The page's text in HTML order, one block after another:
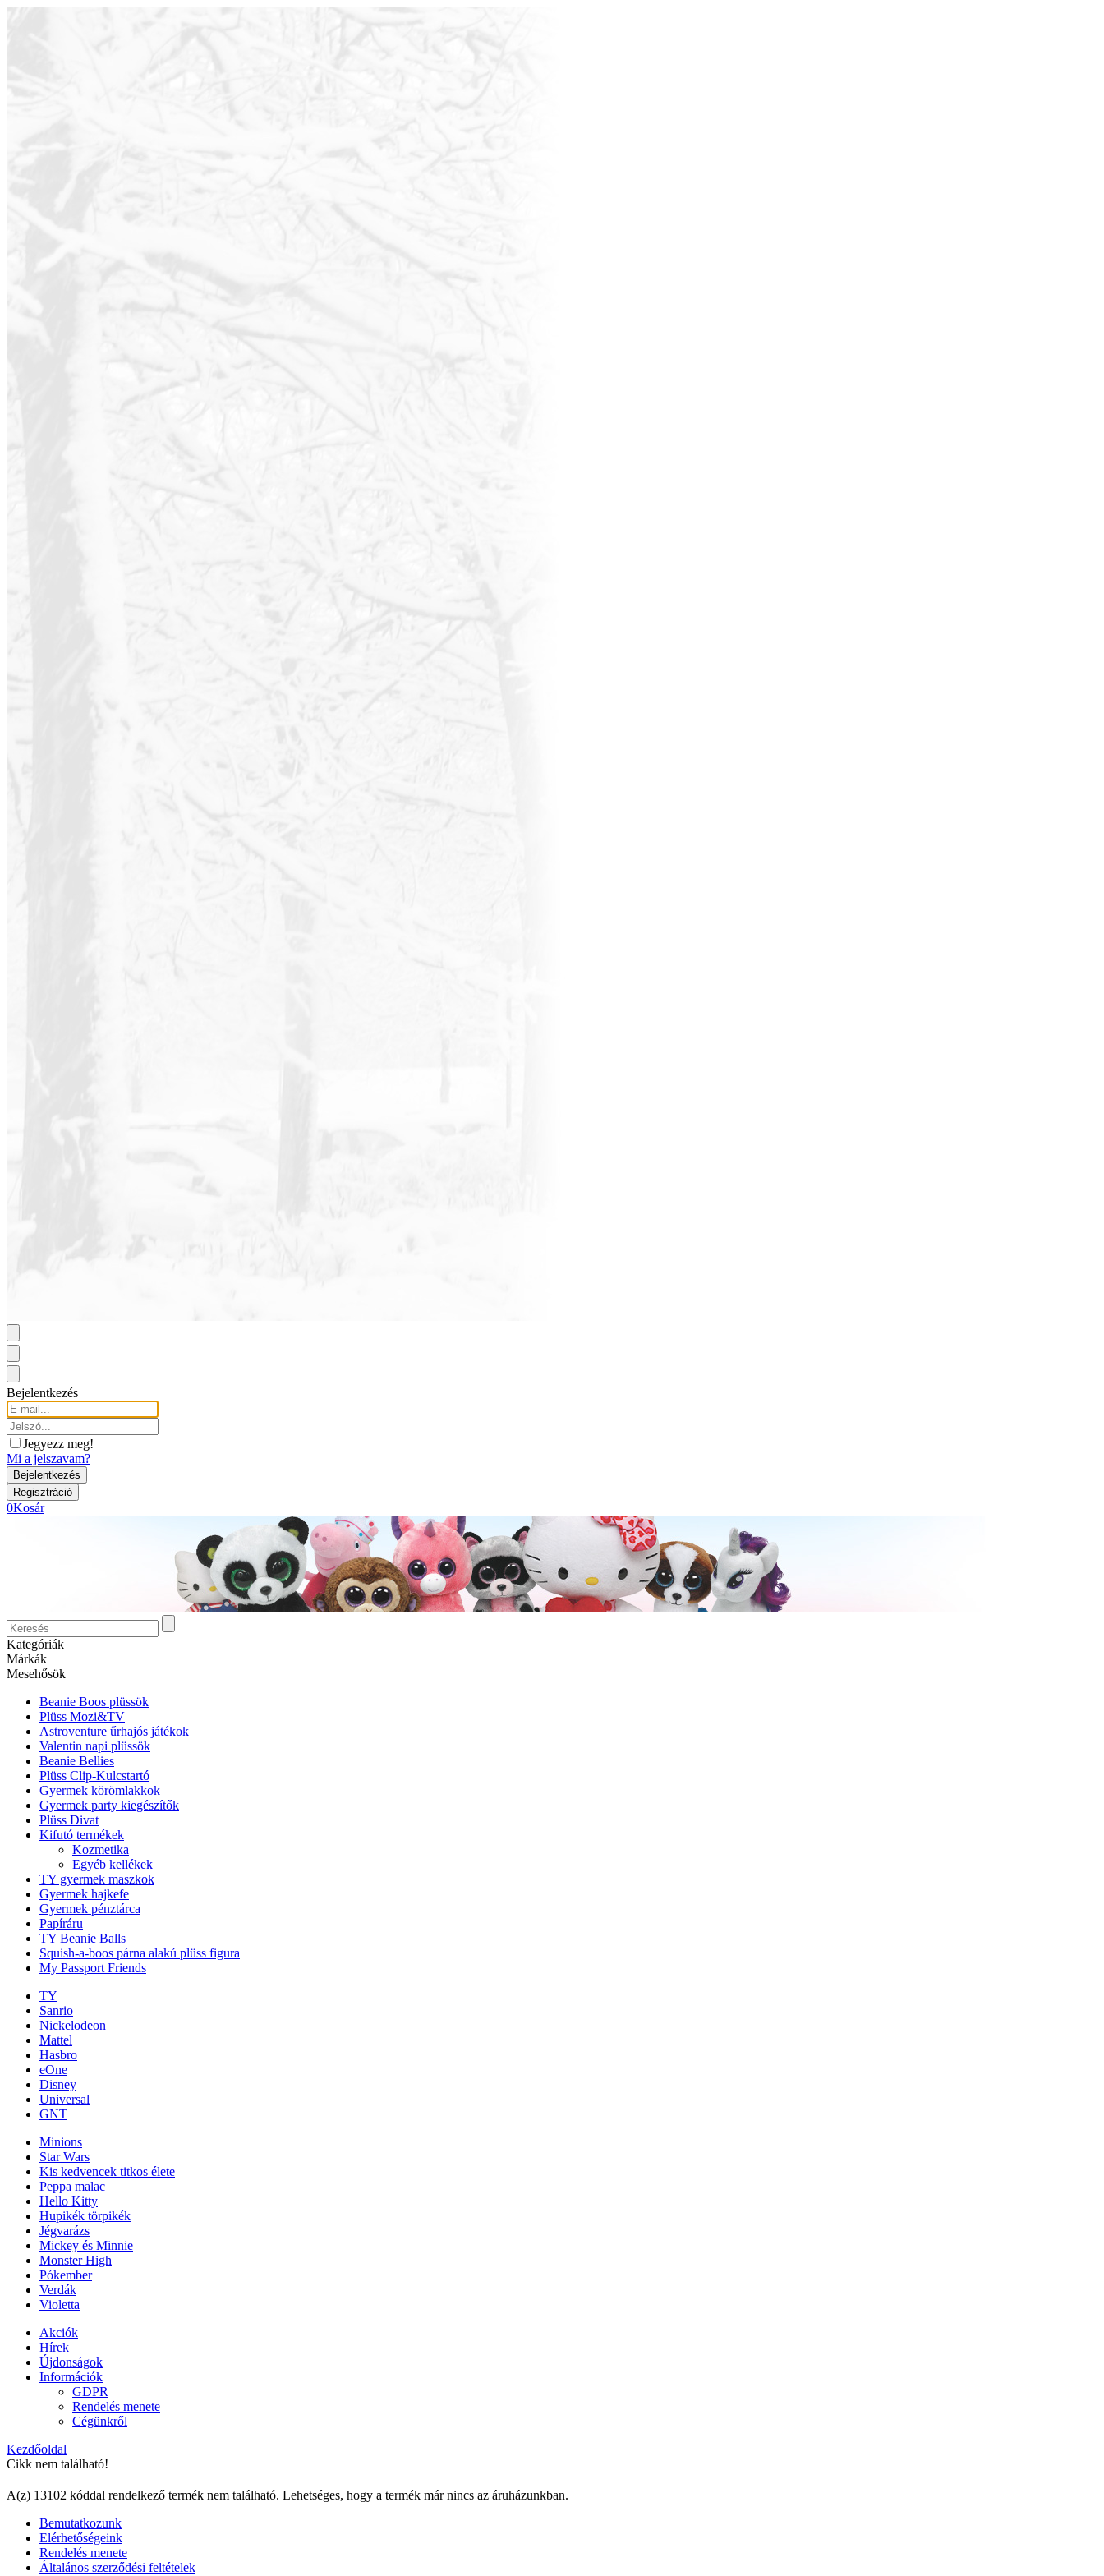
Bejelentkezés
Jegyezz meg!
Mi a jelszavam?
0Kosár
Kategóriák
Márkák
Mesehősök
Beanie Boos plüssök
Plüss Mozi&TV
Astroventure űrhajós játékok
Valentin napi plüssök
Beanie Bellies
Plüss Clip-Kulcstartó
Gyermek körömlakkok
Gyermek party kiegészítők
Plüss Divat
Kifutó termékek
Kozmetika
Egyéb kellékek
TY gyermek maszkok
Gyermek hajkefe
Gyermek pénztárca
Papíráru
TY Beanie Balls
Squish-a-boos párna alakú plüss figura
My Passport Friends
TY
Sanrio
Nickelodeon
Mattel
Hasbro
eOne
Disney
Universal
GNT
Minions
Star Wars
Kis kedvencek titkos élete
Peppa malac
Hello Kitty
Hupikék törpikék
Jégvarázs
Mickey és Minnie
Monster High
Pókember
Verdák
Violetta
Akciók
Hírek
Újdonságok
Információk
GDPR
Rendelés menete
Cégünkről
Kezdőoldal
Cikk nem található!
A(z) 13102 kóddal rendelkező termék nem található. Lehetséges, hogy a termék már nincs az áruházunkban.
Bemutatkozunk
Elérhetőségeink
Rendelés menete
Általános szerződési feltételek